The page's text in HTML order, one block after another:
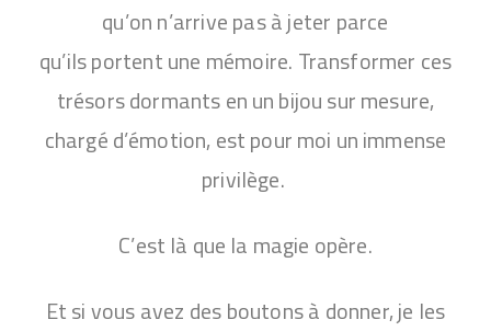
qu’on n’arrive pas à jeter parce
qu’ils portent une mémoire. Transformer ces
trésors dormants en un bijou sur mesure,
chargé d’émotion, est pour moi un immense
privilège.
C’est là que la magie opère.
Et si vous avez des boutons à donner, je les